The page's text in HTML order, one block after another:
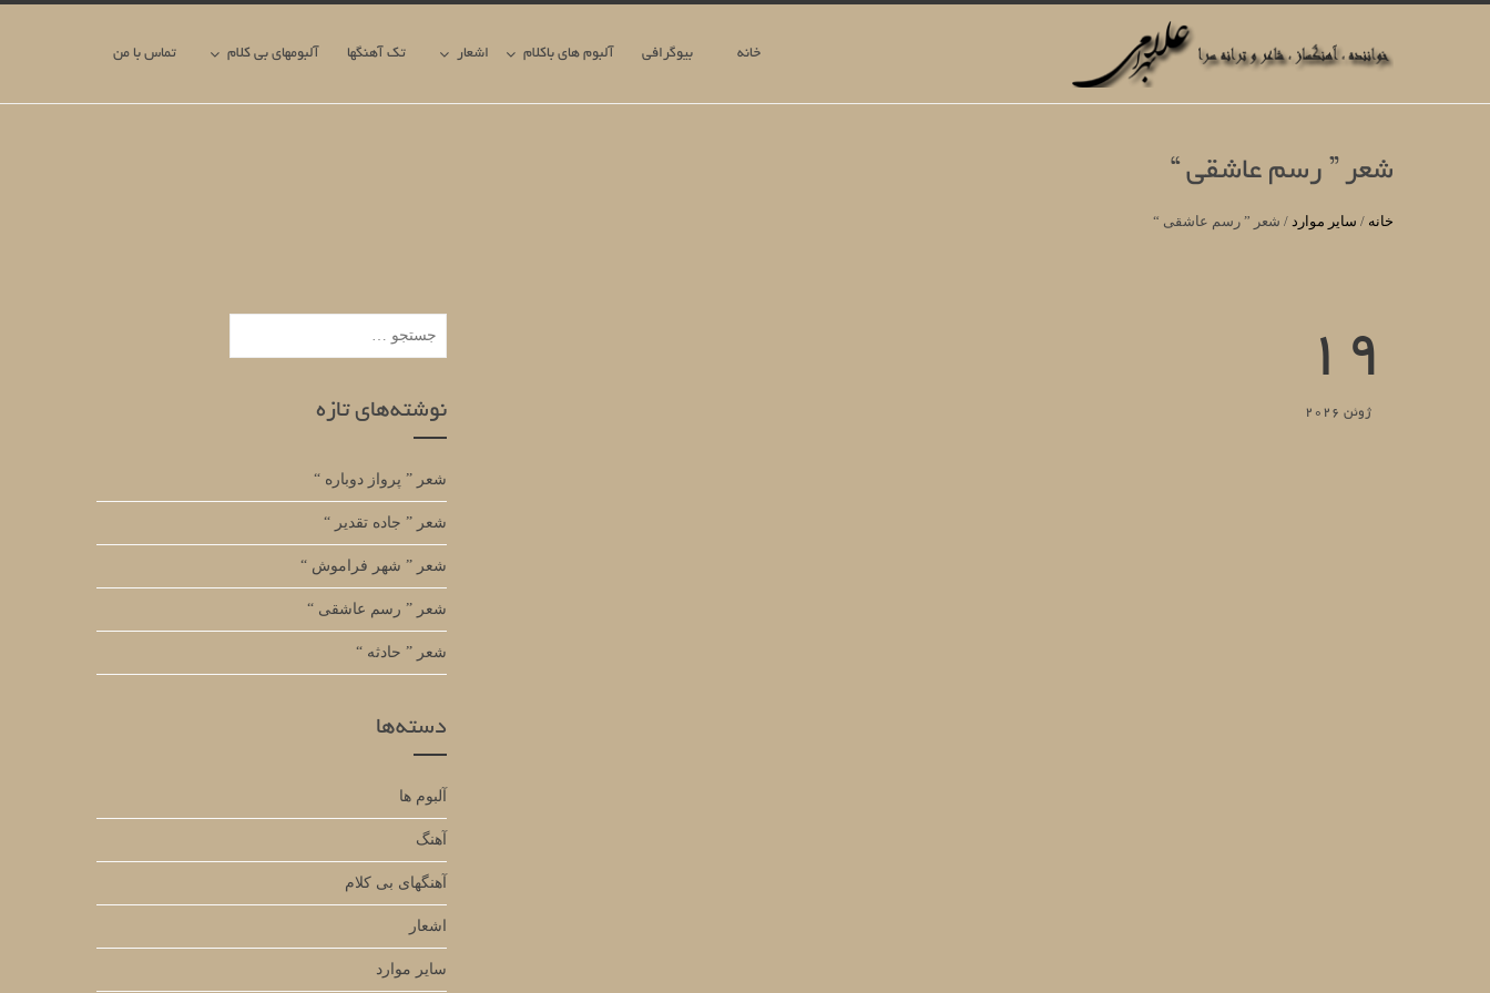
خانه بیوگرافی آلبوم های باکلام اشعار تک آهنگها آلبومهای بی کلام تماس با من
شعر ” رسم عاشقی “
خانه / سایر موارد / شعر ” رسم عاشقی “
19
ژوئن 2026
جستجو
برای:
نوشته‌های تازه
شعر ” پرواز دوباره “
شعر ” جاده تقدیر “
شعر ” شهر فراموش “
شعر ” رسم عاشقی “
شعر ” حادثه “
دسته‌ها
آلبوم ها
آهنگ
آهنگهای بی کلام
اشعار
سایر موارد